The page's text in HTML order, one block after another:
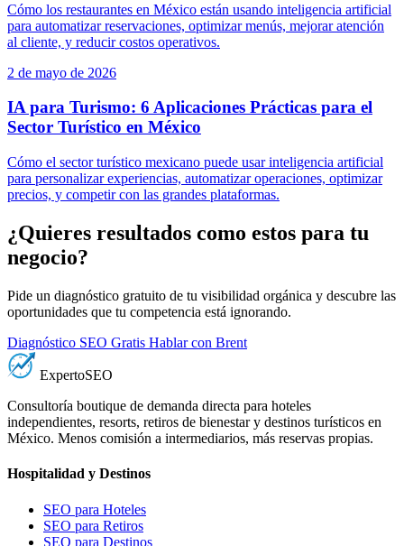
Cómo los restaurantes en México están usando inteligencia artificial
para automatizar reservaciones, optimizar menús, mejorar atención
al cliente, y reducir costos operativos.
2 de mayo de 2026
IA para Turismo: 6 Aplicaciones Prácticas para el
Sector Turístico en México
Cómo el sector turístico mexicano puede usar inteligencia artificial
para personalizar experiencias, automatizar operaciones, optimizar
precios, y competir con las grandes plataformas.
¿Quieres resultados como estos para tu
negocio?
Pide un diagnóstico gratuito de tu visibilidad orgánica y descubre las
oportunidades que tu competencia está ignorando.
Diagnóstico SEO Gratis Hablar con Brent
ExpertoSEO
Consultoría boutique de demanda directa para hoteles
independientes, resorts, retiros de bienestar y destinos turísticos en
México. Menos comisión a intermediarios, más reservas propias.
Hospitalidad y Destinos
SEO para Hoteles
SEO para Retiros
SEO para Destinos